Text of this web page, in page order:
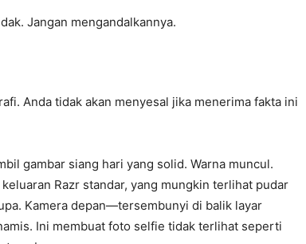
Jangan mengandalkannya.
Anda tidak akan menyesal jika menerima fakta ini
gambar siang hari yang solid. Warna muncul.
Razr standar, yang mungkin terlihat pudar
Kamera depan—tersembunyi di balik layar
Ini membuat foto selfie tidak terlihat seperti